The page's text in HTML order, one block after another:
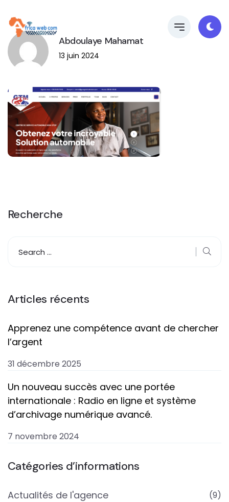
Abdoulaye Mahamat
13 juin 2024
Recherche
Articles récents
Apprenez une compétence avant de chercher
l’argent
31 décembre 2025
Un nouveau succès avec une portée
internationale : Radio en ligne et système
d’archivage numérique avancé.
7 novembre 2024
Catégories d’informations
Actualités de l'agence (9)